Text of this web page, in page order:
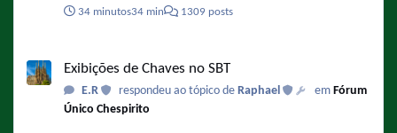
34 minutos34 min 1309 posts
Exibições de Chaves no SBT
E.R respondeu ao tópico de Raphael emFórum
Único Chespirito